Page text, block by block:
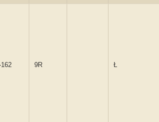
9R Ł